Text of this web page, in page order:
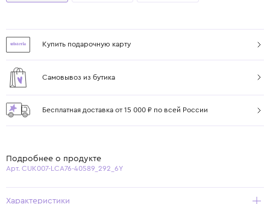
Купить подарочную карту
Самовывоз из бутика
Бесплатная доставка от 15 000 ₽ по всей России
Подробнее о продукте
Арт. CUK007-LCA76-40589_292_6Y
Характеристики